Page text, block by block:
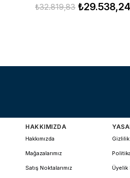
₺29.538,24
₺32.819,83
HAKKIMIZDA
Hakkımızda
Mağazalarımız
Satış Noktalarımız Üyelik